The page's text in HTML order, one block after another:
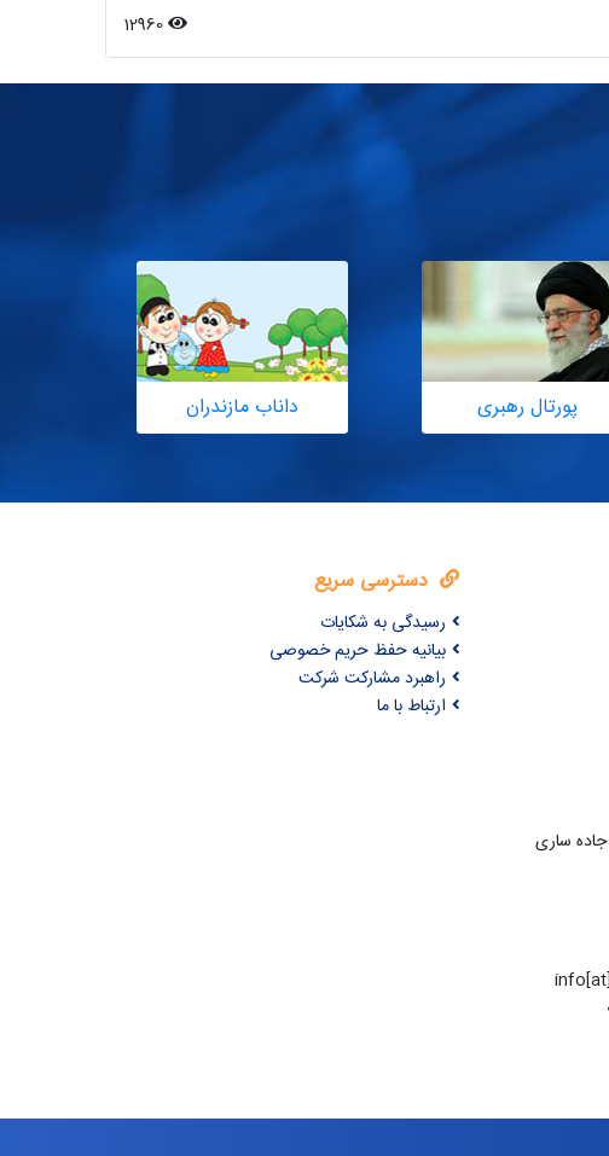
12960
پورتال رهبری داناب مازندران
دسترسی سریع
رسیدگی به شکایات
بیانیه حفظ حریم خصوصی
راهبرد مشارکت شرکت
ارتباط با ما
آدرس : مازندران - کیلومتر 3 جاده ساری